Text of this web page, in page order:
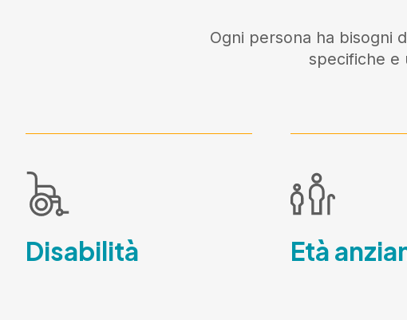
Ogni persona ha bisogni
specifiche e
Disabilità Età